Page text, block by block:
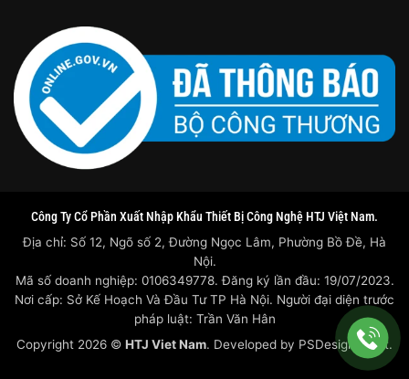
Công Ty Cổ Phần Xuất Nhập Khẩu Thiết Bị Công Nghệ HTJ Việt Nam.
Địa chỉ: Số 12, Ngõ số 2, Đường Ngọc Lâm, Phường Bồ Đề, Hà
Nội.
Mã số doanh nghiệp: 0106349778. Đăng ký lần đầu: 19/07/2023.
Nơi cấp: Sở Kế Hoạch Và Đầu Tư TP Hà Nội. Người đại diện trước
pháp luật: Trần Văn Hân
Copyright 2026 © HTJ Viet Nam. Developed by PSDesigner.net.